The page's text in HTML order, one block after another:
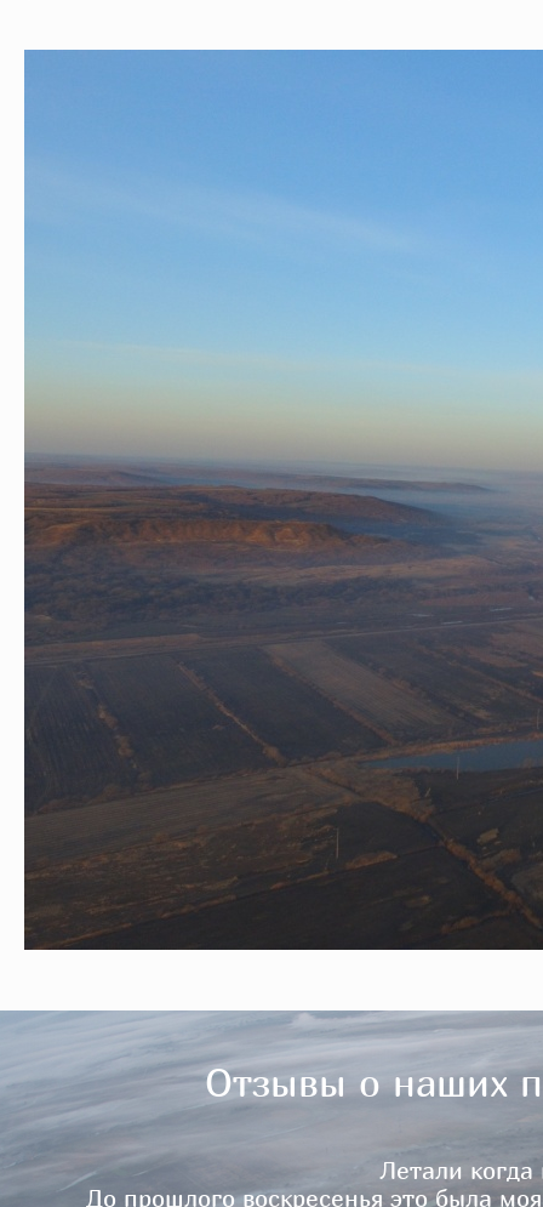
Отзывы о наших
Летали
До прошлого воскресенья это была